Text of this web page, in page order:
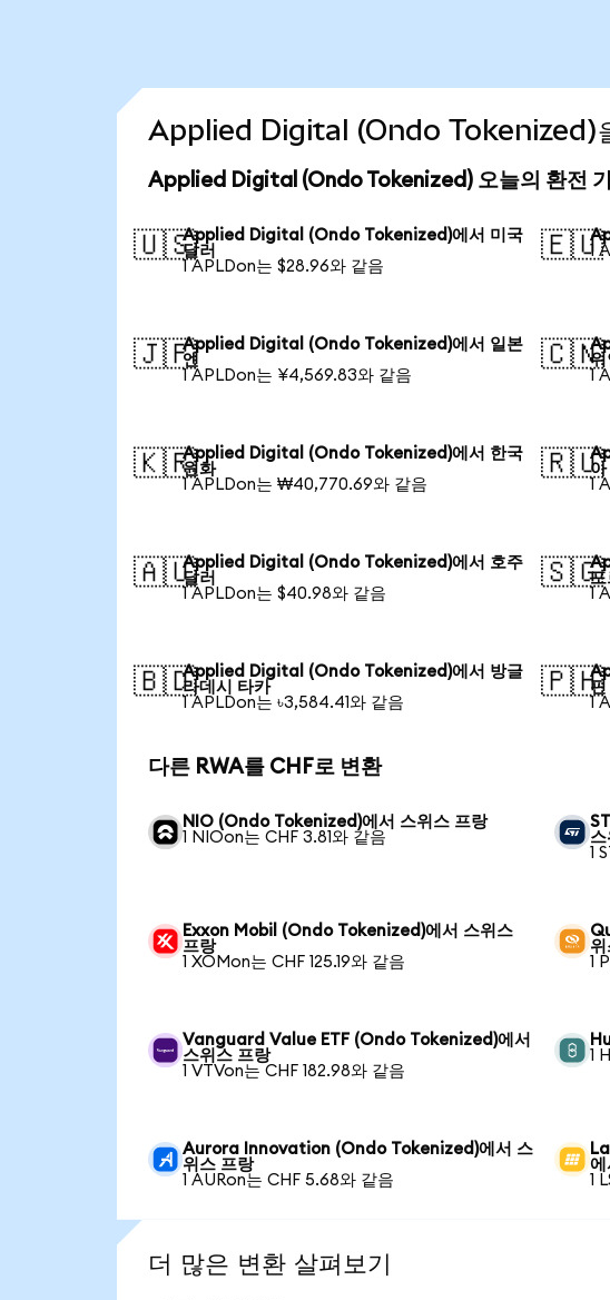
Applied Digital (Ondo Tokenized)을
Applied Digital (Ondo Tokenized) 오늘의 환전
🇺🇸Applied Digital (Ondo Tokenized)에서 미국
달러
1 APLDon는 $28.96와 같음
🇪🇺
1
🇯🇵Applied Digital (Ondo Tokenized)에서 일본
엔
1 APLDon는 ¥4,569.83와 같음
🇨🇳
위
1
🇰🇷Applied Digital (Ondo Tokenized)에서 한국
원화
1 APLDon는 ₩40,770.69와 같음
🇷🇺
아
1
🇦🇺Applied Digital (Ondo Tokenized)에서 호주
달러
1 APLDon는 $40.98와 같음
🇸🇬
포
1
🇧🇩Applied Digital (Ondo Tokenized)에서 방글
라데시 타카
1 APLDon는 ৳3,584.41와 같음
🇵🇭
1
다른 RWA를 CHF로 변환
NIO (Ondo Tokenized)에서 스위스 프랑
1 NIOon는 CHF 3.81와 같음
1
Exxon Mobil (Ondo Tokenized)에서 스위스
프랑
1 XOMon는 CHF 125.19와 같음
1
Vanguard Value ETF (Ondo Tokenized)에서
스위스 프랑
1 VTVon는 CHF 182.98와 같음
1
Aurora Innovation (Ondo Tokenized)에서 스
위스 프랑
1 AURon는 CHF 5.68와 같음
에
1
더 많은 변환 살펴보기